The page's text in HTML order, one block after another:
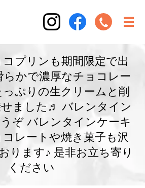
プリンも期間限定で出
かで濃厚なチョコレー
っぷりの生クリームと削
ました♬ バレンタイン
ぞ バレンタインケーキ
レートや焼き菓子も沢
ります♪ 是非お立ち寄り
ください